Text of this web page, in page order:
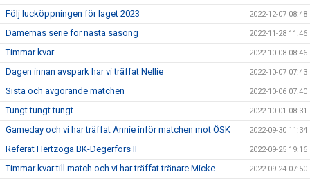
Följ lucköppningen för laget 2023 2022-12-07 08:48
Damernas serie för nästa säsong 2022-11-28 11:46
Timmar kvar... 2022-10-08 08:46
Dagen innan avspark har vi träffat Nellie 2022-10-07 07:43
Sista och avgörande matchen 2022-10-06 07:40
Tungt tungt tungt... 2022-10-01 08:31
Gameday och vi har träffat Annie inför matchen mot ÖSK 2022-09-30 11:34
Referat Hertzöga BK-Degerfors IF 2022-09-25 19:16
Timmar kvar till match och vi har träffat tränare Micke 2022-09-24 07:50